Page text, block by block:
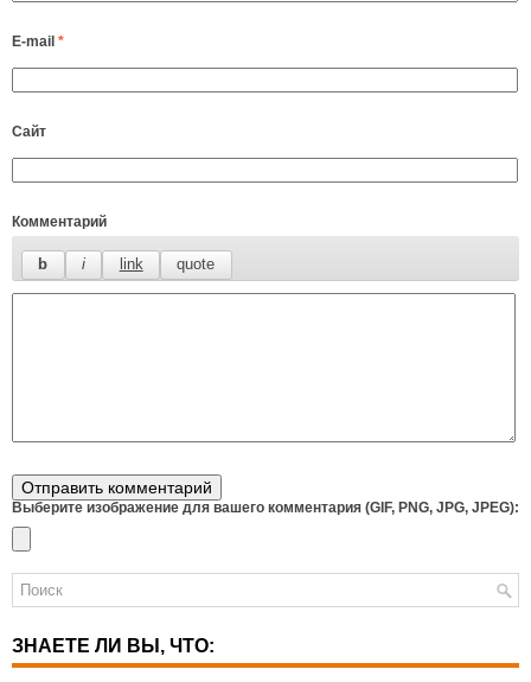
E-mail *
Сайт
Комментарий
Выберите изображение для вашего комментария (GIF, PNG, JPG, JPEG):
ЗНАЕТЕ ЛИ ВЫ, ЧТО: